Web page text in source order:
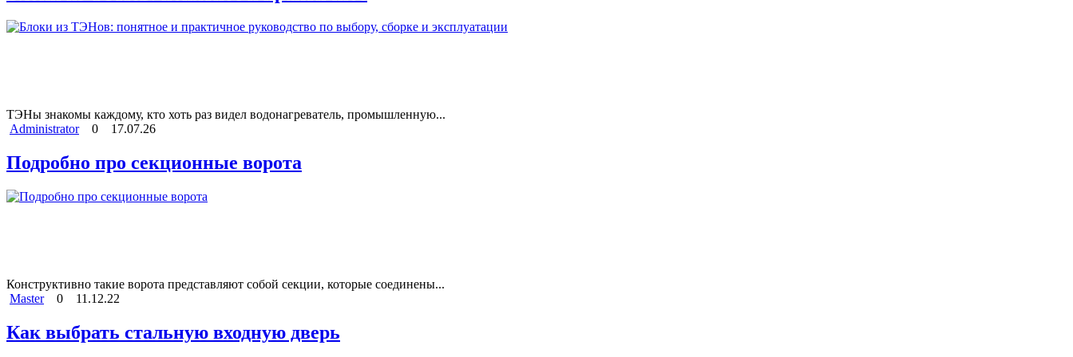
ТЭНы знакомы каждому, кто хоть раз видел водонагреватель, промышленную...
Administrator
0 17.07.26
Подробно про секционные ворота
Конструктивно такие ворота представляют собой секции, которые соединены...
Master
0 11.12.22
Как выбрать стальную входную дверь